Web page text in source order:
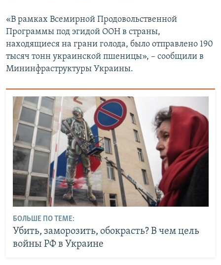
«В рамках Всемирной Продовольственной
Программы под эгидой ООН в страны,
находящиеся на грани голода, было отправлено 190
тысяч тонн украинской пшеницы», – сообщили в
Мининфраструктуры Украины.
БОЛЬШЕ ПО ТЕМЕ:
Убить, заморозить, обокрасть? В чем цель
войны РФ в Украине